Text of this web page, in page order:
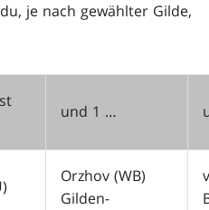
je nach gewählter Gilde,
und 1 …
)
Orzhov (WB)
Gilden-